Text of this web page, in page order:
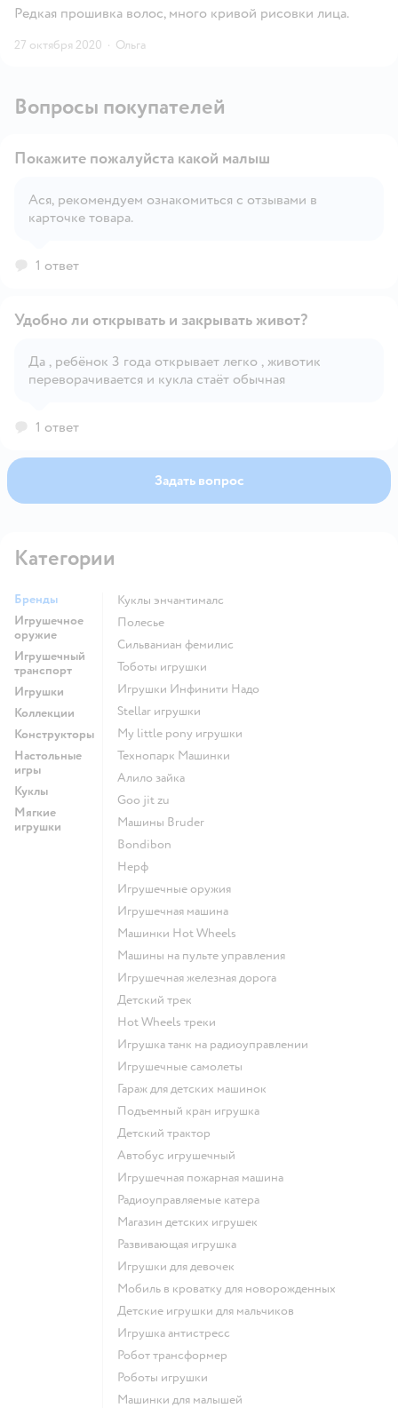
Редкая прошивка волос, много кривой рисовки лица.
27 октября 2020 · Ольга
Вопросы покупателей
Покажите пожалуйста какой малыш
Ася, рекомендуем ознакомиться с отзывами в
карточке товара.
1 ответ
Открыть вопрос
Удобно ли открывать и закрывать живот?
Да , ребёнок 3 года открывает легко , животик
переворачивается и кукла стаёт обычная
1 ответ
Задать вопрос
Категории
Бренды
Игрушечное
оружие
Игрушечный
транспорт
Игрушки
Коллекции
Конструкторы
Настольные
игры
Куклы
Мягкие
игрушки
Куклы энчантималс
Полесье
Сильваниан фемилис
Тоботы игрушки
Игрушки Инфинити Надо
Stellar игрушки
my little pony игрушки
Технопарк Машинки
Алило зайка
Goo jit zu
Машины Bruder
Bondibon
Нерф
Игрушечные оружия
Игрушечная машина
Машинки Hot Wheels
Машины на пульте управления
Игрушечная железная дорога
Детский трек
Hot Wheels треки
Игрушка танк на радиоуправлении
Игрушечные самолеты
Гараж для детских машинок
Подъемный кран игрушка
Детский трактор
Автобус игрушечный
Игрушечная пожарная машина
Радиоуправляемые катера
Магазин детских игрушек
Развивающая игрушка
Игрушки для девочек
Мобиль в кроватку для новорожденных
Детские игрушки для мальчиков
Игрушка антистресс
Робот трансформер
Роботы игрушки
Машинки для малышей